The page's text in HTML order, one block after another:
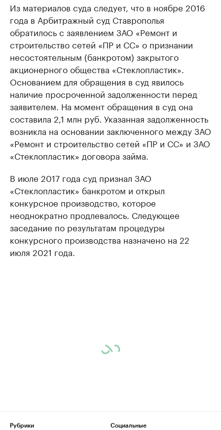
Из материалов суда следует, что в ноябре 2016
года в Арбитражный суд Ставрополья
обратилось с заявлением ЗАО «Ремонт и
строительство сетей «ПР и СС» о признании
несостоятельным (банкротом) закрытого
акционерного общества «Стеклопластик».
Основанием для обращения в суд явилось
наличие просроченной задолженности перед
заявителем. На момент обращения в суд она
составила 2,1 млн руб. Указанная задолженность
возникла на основании заключенного между ЗАО
«Ремонт и строительство сетей «ПР и СС» и ЗАО
«Стеклопластик» договора займа.
В июле 2017 года суд признал ЗАО
«Стеклопластик» банкротом и открыл
конкурсное производство, которое
неоднократно продлевалось. Следующее
заседание по результатам процедуры
конкурсного производства назначено на 22
июля 2021 года.
Рубрики
Социальные